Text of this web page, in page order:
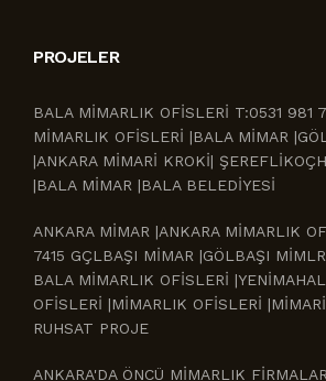
PROJELER
BALA MİMARLIK OFİSLERİ T:0531 981
MİMARLIK OFİSLERİ |BALA MİMAR
|ANKARA MİMARİ KROKİ|
|BALA MİMAR |BALA BELEDİYESİ
ANKARA MİMAR |ANKARA MİMARLIK
7415 GÇLBAŞI MİMAR |GÖLBAŞI
BALA MİMARLIK OFİSLERİ
OFİSLERİ |MİMARLIK OFİSLERİ
RUHSAT PROJE
ANKARA'DA ÖNCÜ MİMARLIK